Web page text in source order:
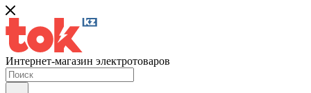
Интернет-магазин электротоваров